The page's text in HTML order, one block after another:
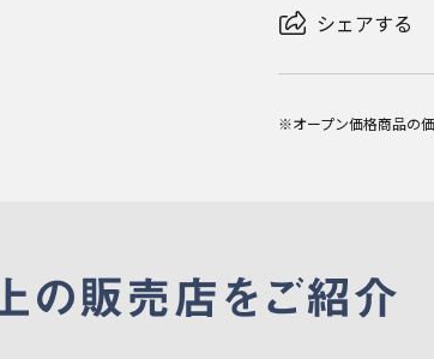
シェアする
※オープン価格商品の